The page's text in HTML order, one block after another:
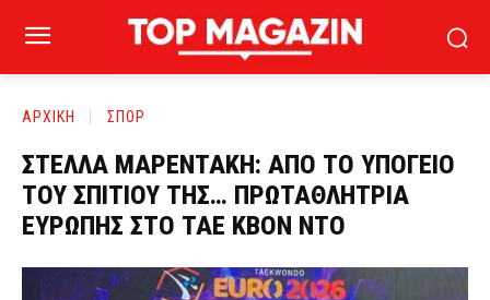
ΑΡΧΙΚΗ ΣΠΟΡ
ΣΤΕΛΛΑ ΜΑΡΕΝΤΑΚΗ: ΑΠΟ ΤΟ ΥΠΟΓΕΙΟ
ΤΟΥ ΣΠΙΤΙΟΥ ΤΗΣ… ΠΡΩΤΑΘΛΗΤΡΙΑ
ΕΥΡΩΠΗΣ ΣΤΟ ΤΑΕ ΚΒΟΝ ΝΤΟ